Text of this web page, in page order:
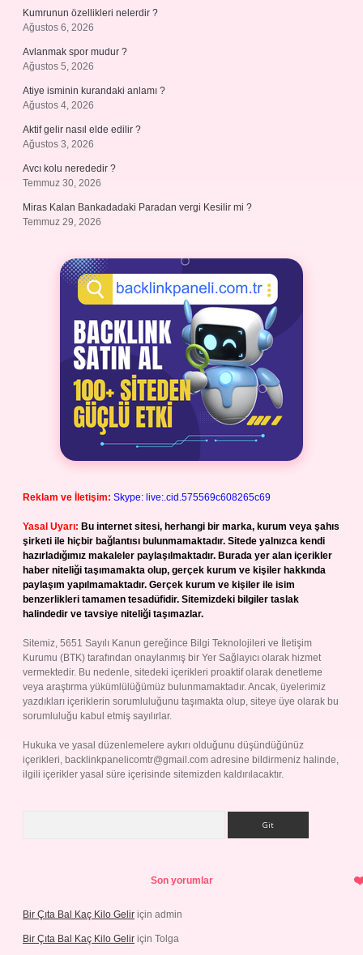
Kumrunun özellikleri nelerdir ?
Ağustos 6, 2026
Avlanmak spor mudur ?
Ağustos 5, 2026
Atiye isminin kurandaki anlamı ?
Ağustos 4, 2026
Aktif gelir nasıl elde edilir ?
Ağustos 3, 2026
Avcı kolu nerededir ?
Temmuz 30, 2026
Miras Kalan Bankadadaki Paradan vergi Kesilir mi ?
Temmuz 29, 2026
Reklam ve İletişim: Skype: live:.cid.575569c608265c69
Yasal Uyarı: Bu internet sitesi, herhangi bir marka, kurum veya şahıs
şirketi ile hiçbir bağlantısı bulunmamaktadır. Sitede yalnızca kendi
hazırladığımız makaleler paylaşılmaktadır. Burada yer alan içerikler
haber niteliği taşımamakta olup, gerçek kurum ve kişiler hakkında
paylaşım yapılmamaktadır. Gerçek kurum ve kişiler ile isim
benzerlikleri tamamen tesadüfidir. Sitemizdeki bilgiler taslak
halindedir ve tavsiye niteliği taşımazlar.
Sitemiz, 5651 Sayılı Kanun gereğince Bilgi Teknolojileri ve İletişim
Kurumu (BTK) tarafından onaylanmış bir Yer Sağlayıcı olarak hizmet
vermektedir. Bu nedenle, sitedeki içerikleri proaktif olarak denetleme
veya araştırma yükümlülüğümüz bulunmamaktadır. Ancak, üyelerimiz
yazdıkları içeriklerin sorumluluğunu taşımakta olup, siteye üye olarak bu
sorumluluğu kabul etmiş sayılırlar.
Hukuka ve yasal düzenlemelere aykırı olduğunu düşündüğünüz
içerikleri, backlinkpanelicomtr@gmail.com adresine bildirmeniz halinde,
ilgili içerikler yasal süre içerisinde sitemizden kaldırılacaktır.
Son yorumlar
Bir Çıta Bal Kaç Kilo Gelir için admin
Bir Çıta Bal Kaç Kilo Gelir için Tolga